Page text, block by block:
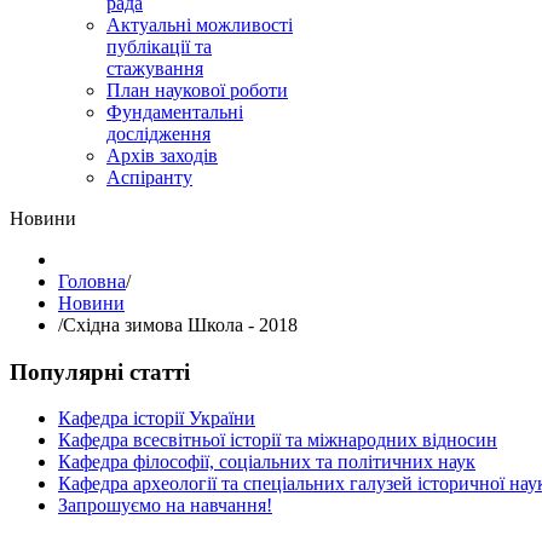
Актуальні можливості
публікації та
стажування
План наукової роботи
Фундаментальні
дослідження
Архів заходів
Аспіранту
Hовини
Головна/
Hовини
/Східна зимова Школа - 2018
Популярні статті
Кафедра історії України
Кафедра всесвітньої історії та міжнародних відносин
Кафедра філософії, соціальних та політичних наук
Кафедра археології та спеціальних галузей історичної
Запрошуємо на навчання!